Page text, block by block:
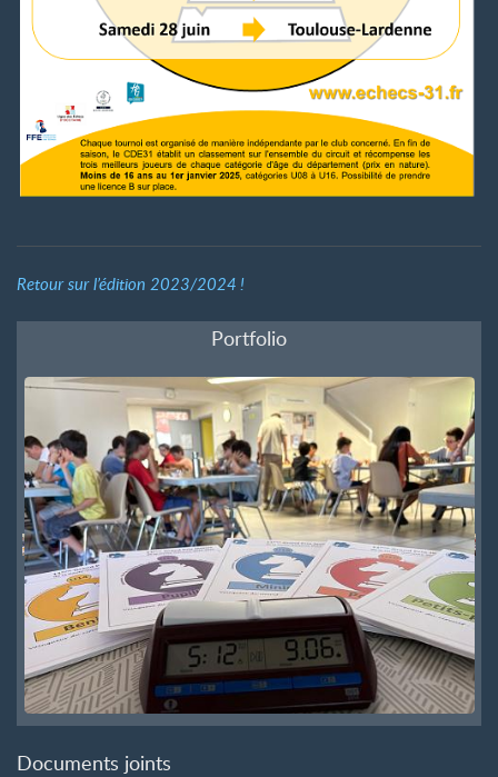
Retour sur l’édition 2023/2024 !
Portfolio
Documents joints